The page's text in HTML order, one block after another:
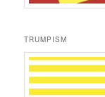
TRUMPISM